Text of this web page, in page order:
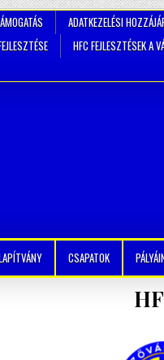
ADATKEZELÉSI
HFC FEJLESZTÉSEK A
CSAPATOK